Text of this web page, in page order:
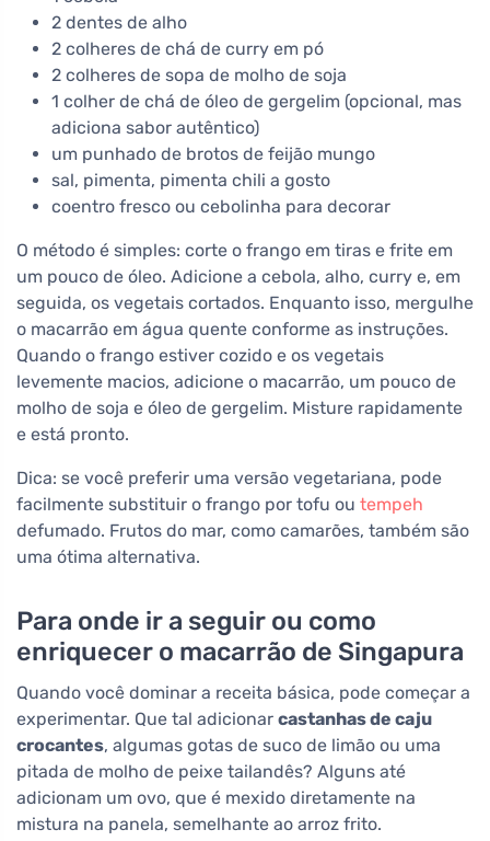
2 dentes de alho
2 colheres de chá de curry em pó
2 colheres de sopa de molho de soja
1 colher de chá de óleo de gergelim (opcional, mas
adiciona sabor autêntico)
um punhado de brotos de feijão mungo
sal, pimenta, pimenta chili a gosto
coentro fresco ou cebolinha para decorar
O método é simples: corte o frango em tiras e frite em
um pouco de óleo. Adicione a cebola, alho, curry e, em
seguida, os vegetais cortados. Enquanto isso, mergulhe
o macarrão em água quente conforme as instruções.
Quando o frango estiver cozido e os vegetais
levemente macios, adicione o macarrão, um pouco de
molho de soja e óleo de gergelim. Misture rapidamente
e está pronto.
Dica: se você preferir uma versão vegetariana, pode
facilmente substituir o frango por tofu ou tempeh
defumado. Frutos do mar, como camarões, também são
uma ótima alternativa.
Para onde ir a seguir ou como
enriquecer o macarrão de Singapura
Quando você dominar a receita básica, pode começar a
experimentar. Que tal adicionar castanhas de caju
crocantes, algumas gotas de suco de limão ou uma
pitada de molho de peixe tailandês? Alguns até
adicionam um ovo, que é mexido diretamente na
mistura na panela, semelhante ao arroz frito.